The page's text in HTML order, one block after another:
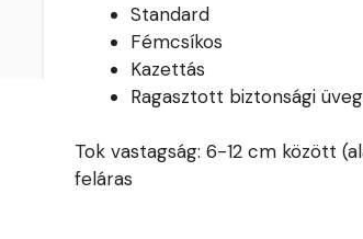
Standard
Fémcsíkos
Kazettás
Ragasztott biztonsági
Tok vastagság: 6-12 cm között
feláras